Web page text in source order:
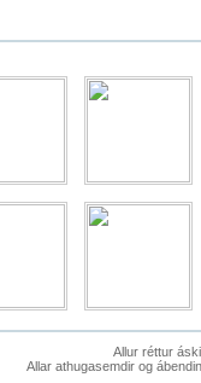
Allur réttur
Allar athugasemdir og